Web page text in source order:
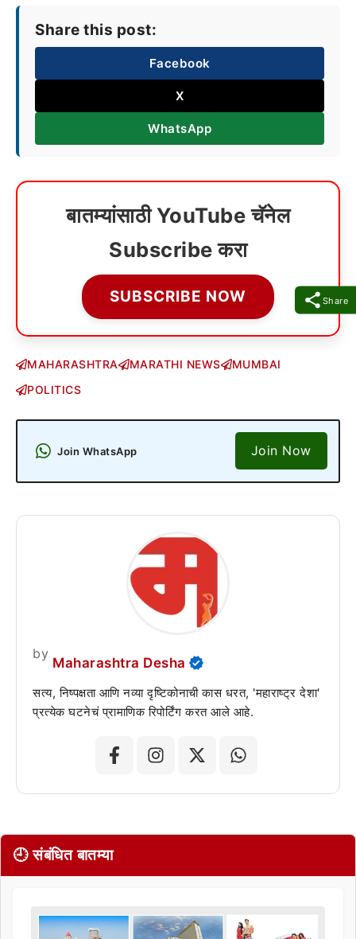
Share
Share this post:
Facebook
X
WhatsApp
बातम्यांसाठी YouTube चॅनेल
Subscribe करा
SUBSCRIBE NOW
MAHARASHTRA MARATHI NEWS
MUMBAI
POLITICS
Join WhatsApp Join Now
by
Maharashtra Desha
सत्य, निष्पक्षता आणि नव्या दृष्टिकोनाची कास धरत, 'महाराष्ट्र देशा'
प्रत्येक घटनेचं प्रामाणिक रिपोर्टिंग करत आले आहे.
🕘 संबंधित बातम्या